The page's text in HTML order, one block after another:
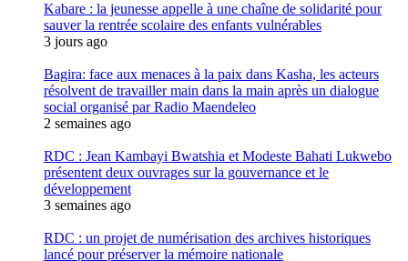
Kabare : la jeunesse appelle à une chaîne de solidarité pour
sauver la rentrée scolaire des enfants vulnérables
3 jours ago
Bagira: face aux menaces à la paix dans Kasha, les acteurs
résolvent de travailler main dans la main après un dialogue
social organisé par Radio Maendeleo
2 semaines ago
RDC : Jean Kambayi Bwatshia et Modeste Bahati Lukwebo
présentent deux ouvrages sur la gouvernance et le
développement
3 semaines ago
RDC : un projet de numérisation des archives historiques
lancé pour préserver la mémoire nationale